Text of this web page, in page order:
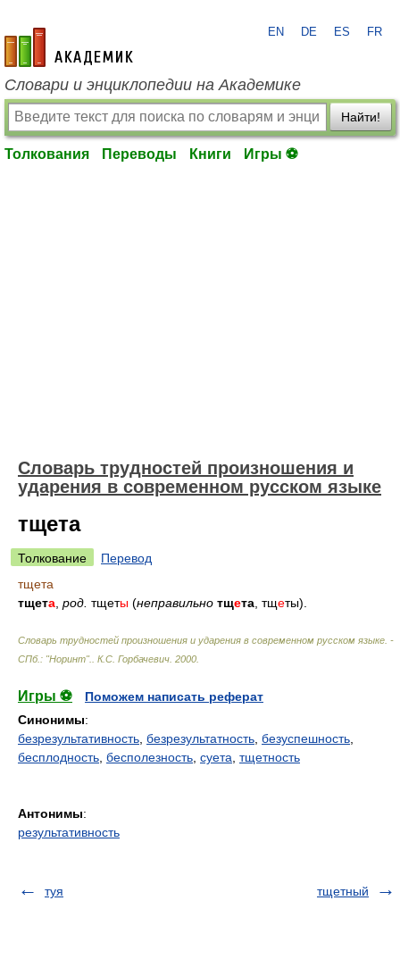
academic.ru
EN DE ES FR
Словари и энциклопедии на Академике
Найти!
Толкования Переводы Книги Игры ⚽
Словарь трудностей произношения и
ударения в современном русском языке
тщета
Толкование
Перевод
тщета
тщета род. тщеты (неправильно тщета , тщеты).
Словарь трудностей произношения и ударения в современном русском языке. -
СПб.: "Норинт".
К.С. Горбачевич 2000
Игры ⚽
Поможем написать реферат
Синонимы:
безрезультативность безрезультатность безуспешность
бесплодность бесполезность суета тщетность
Антонимы:
результативность
туя тщетный